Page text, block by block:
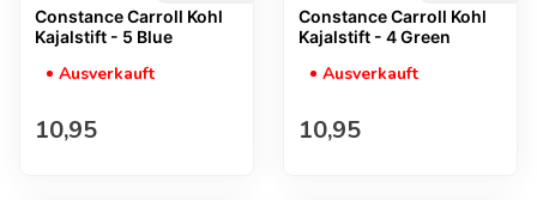
Constance Carroll Kohl
Kajalstift - 5 Blue
Ausverkauft
Regulärer Preis
10,95
Constance Carroll Kohl
Kajalstift - 4 Green
Ausverkauft
Regulärer Preis
10,95